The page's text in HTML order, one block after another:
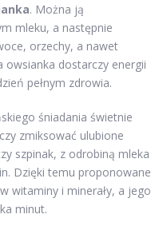
. Można ją
mleku, a następnie
orzechy, a nawet
owsianka dostarczy energii
pełnym zdrowia.
śniadania świetnie
zmiksować ulubione
szpinak, z odrobiną mleka
Dzięki temu proponowane
witaminy i minerały, a jego
minut.